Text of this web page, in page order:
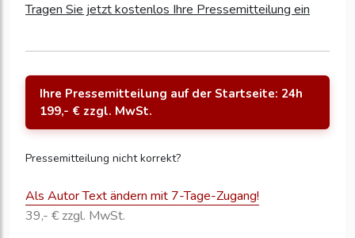
Tragen Sie jetzt kostenlos Ihre Pressemitteilung ein
Ihre Pressemitteilung auf der Startseite: 24h
199,- € zzgl. MwSt.
Pressemitteilung nicht korrekt?
Als Autor Text ändern mit 7-Tage-Zugang!
39,- € zzgl. MwSt.